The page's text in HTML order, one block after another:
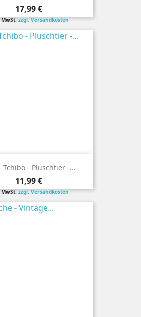
Preis
17,99 €
MwSt.zzgl. Versandkosten
Tchibo - Plüschtier -...
Preis
11,99 €
MwSt.zzgl. Versandkosten